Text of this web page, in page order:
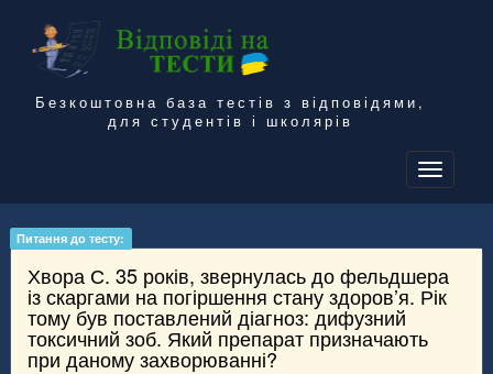
Безкоштовна база тестів з відповідями,
для студентів і школярів
Питання до тесту:
Хвора С. 35 років, звернулась до фельдшера
із скаргами на погіршення стану здоров’я. Рік
тому був поставлений діагноз: дифузний
токсичний зоб. Який препарат призначають
при даному захворюванні?